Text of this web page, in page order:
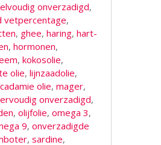
onverzadigd,
vetpercentage,
, ghee,haring,hart-
,hormonen,
,kokosolie,
olie,lijnzaadolie,
olie,mager,
onverzadigd,
,olijfolie,omega 3,
9,onverzadigde
,sardine,